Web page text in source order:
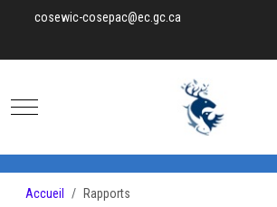
cosewic-cosepac@ec.gc.ca
Mobile Menu Toggle
Accueil
Rapports